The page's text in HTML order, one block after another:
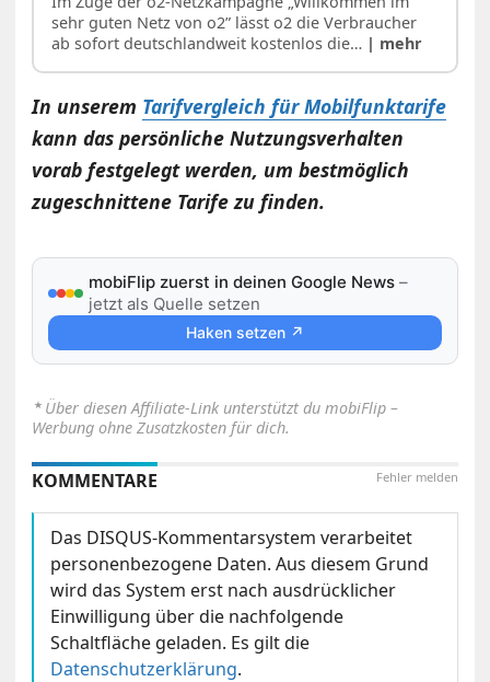
sehr guten Netz von o2” lässt o2 die Verbraucher
ab sofort deutschlandweit kostenlos die… | mehr
In unserem Tarifvergleich für Mobilfunktarife
kann das persönliche Nutzungsverhalten
vorab festgelegt werden, um bestmöglich
zugeschnittene Tarife zu finden.
mobiFlip zuerst in deinen Google News –
jetzt als Quelle setzen
Haken setzen ↗
⋆ Über diesen Affiliate-Link unterstützt du mobiFlip –
Werbung ohne Zusatzkosten für dich.
Fehler melden
KOMMENTARE
Das DISQUS-Kommentarsystem verarbeitet
personenbezogene Daten. Aus diesem Grund
wird das System erst nach ausdrücklicher
Einwilligung über die nachfolgende
Schaltfläche geladen. Es gilt die
Datenschutzerklärung.